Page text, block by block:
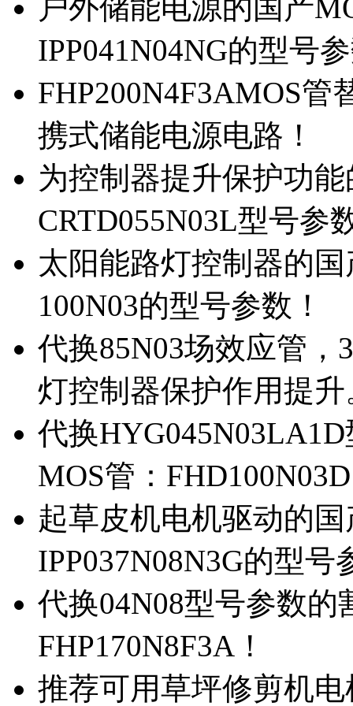
户外储能电源的国产
IPP041N04NG的型号
FHP200N4F3AMOS管
携式储能电源电路！
为控制器提升保护功
CRTD055N03L型号参
太阳能路灯控制器的
100N03的型号参数！
代换85N03场效应管
灯控制器保护作用提升
代换
MOS管：
起草皮机电机驱动的
IPP037N08N3G的型号
代换04N08型号参数
FHP170N8F3A！
推荐可用草坪修剪机电